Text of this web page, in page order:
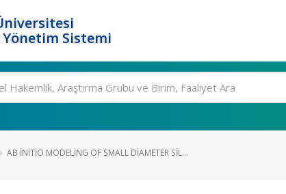
Sistemi
AB INITIO MODELING OF SMALL DIAMETER SIL...